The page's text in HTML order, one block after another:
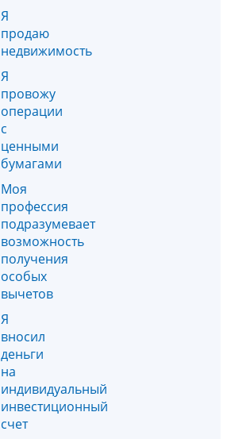
Я
продаю
недвижимость
Я
провожу
операции
с
ценными
бумагами
Моя
профессия
подразумевает
возможность
получения
особых
вычетов
Я
вносил
деньги
на
индивидуальный
инвестиционный
счет